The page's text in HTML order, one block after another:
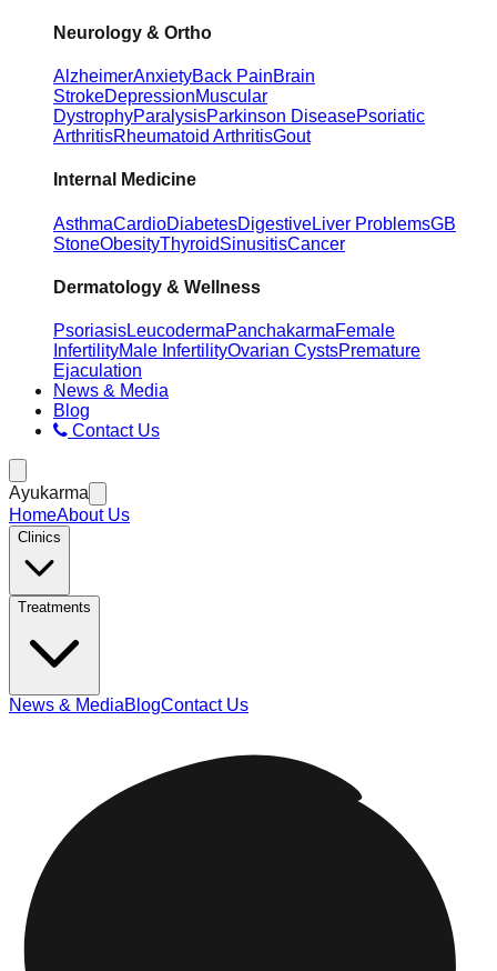
Neurology & Ortho
AlzheimerAnxietyBack PainBrain
StrokeDepressionMuscular
DystrophyParalysisParkinson DiseasePsoriatic
ArthritisRheumatoid ArthritisGout
Internal Medicine
AsthmaCardioDiabetesDigestiveLiver ProblemsGB
StoneObesityThyroidSinusitisCancer
Dermatology & Wellness
PsoriasisLeucodermaPanchakarmaFemale
InfertilityMale InfertilityOvarian CystsPremature
Ejaculation
News & Media
Blog
Contact Us
Ayukarma
HomeAbout Us
Clinics
Treatments
News & MediaBlogContact Us